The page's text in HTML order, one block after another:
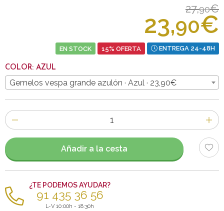
27,90€
23,90€
EN STOCK 15% OFERTA ENTREGA 24-48H
COLOR: AZUL
Gemelos vespa grande azulón · Azul · 23,90€
Número
de
artículos
Añadir a la cesta
¿TE PODEMOS AYUDAR?
91 435 36 56
L-V 10:00h - 18:30h